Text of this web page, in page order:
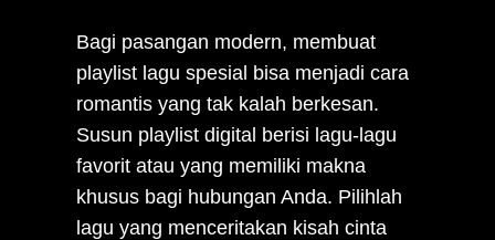
Bagi pasangan modern, membuat
playlist lagu spesial bisa menjadi cara
romantis yang tak kalah berkesan.
Susun playlist digital berisi lagu-lagu
favorit atau yang memiliki makna
khusus bagi hubungan Anda. Pilihlah
lagu yang menceritakan kisah cinta